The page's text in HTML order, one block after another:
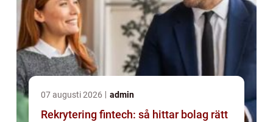
07 augusti 2026 admin
Rekrytering fintech: så hittar bolag rätt